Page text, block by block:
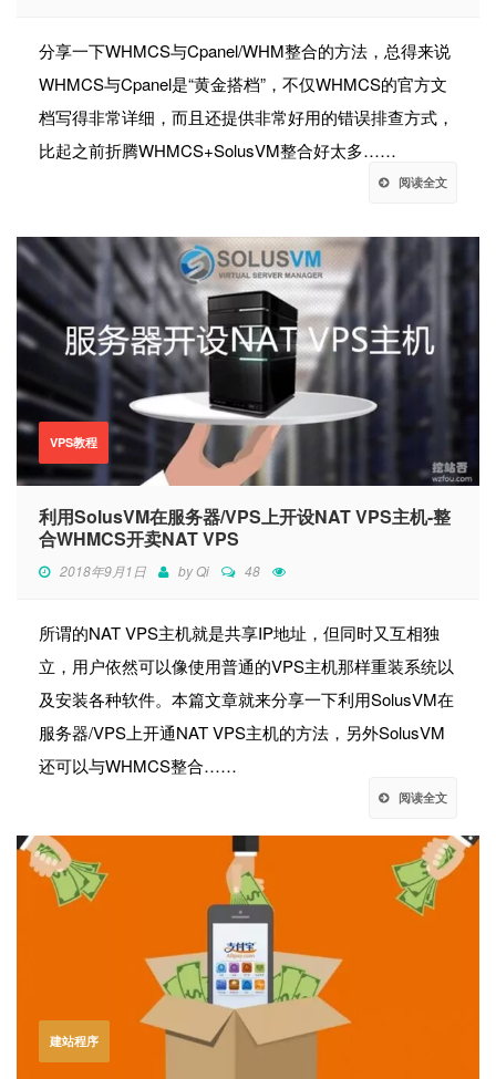
分享一下WHMCS与Cpanel/WHM整合的方法，总得来说
WHMCS与Cpanel是“黄金搭档”，不仅WHMCS的官方文
档写得非常详细，而且还提供非常好用的错误排查方式，
比起之前折腾WHMCS+SolusVM整合好太多……
阅读全文
VPS教程
利用SolusVM在服务器/VPS上开设NAT VPS主机-整
合WHMCS开卖NAT VPS
2018年9月1日 byQi 48
所谓的NAT VPS主机就是共享IP地址，但同时又互相独
立，用户依然可以像使用普通的VPS主机那样重装系统以
及安装各种软件。本篇文章就来分享一下利用SolusVM在
服务器/VPS上开通NAT VPS主机的方法，另外SolusVM
还可以与WHMCS整合……
阅读全文
建站程序